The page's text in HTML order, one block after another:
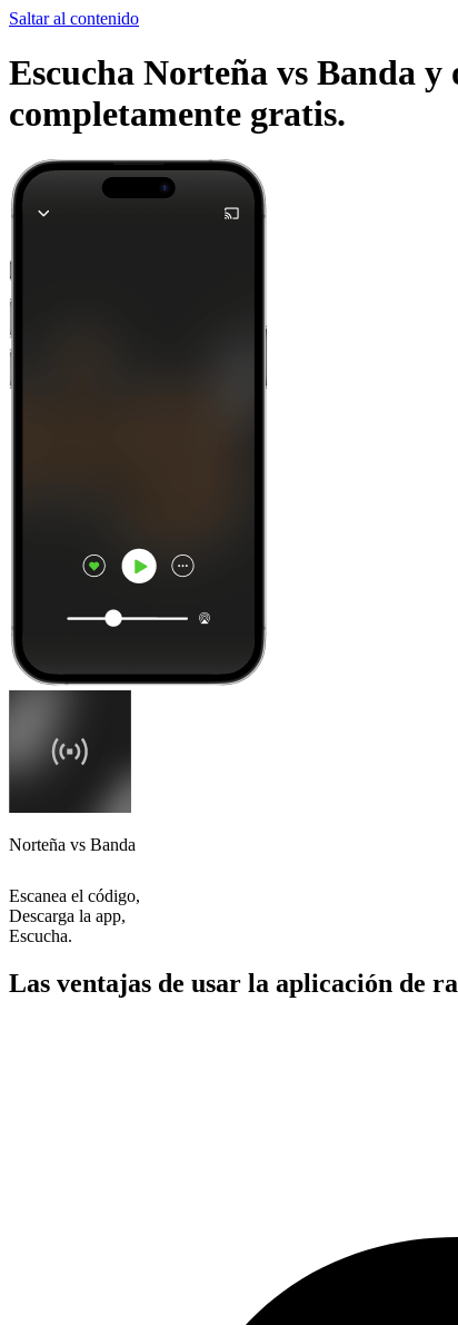
Saltar al contenido
Escucha Norteña vs Banda
completamente gratis.
Norteña vs Banda
Escanea el código,
Descarga la app,
Escucha.
Las ventajas de usar la aplicación de